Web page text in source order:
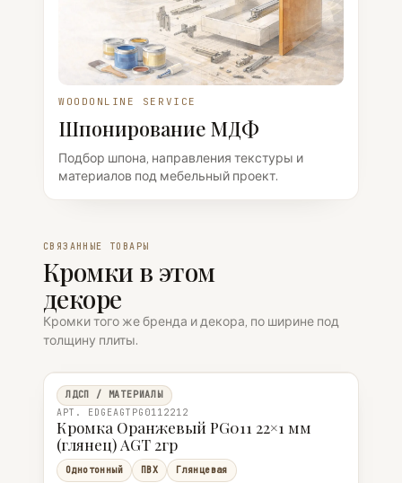
WOODONLINE SERVICE
Шпонирование МДФ
Подбор шпона, направления текстуры и
материалов под мебельный проект.
СВЯЗАННЫЕ ТОВАРЫ
Кромки в этом
декоре
Кромки того же бренда и декора, по ширине под
толщину плиты.
ЛДСП / МАТЕРИАЛЫ
АРТ. EDGEAGTPG0112212
Кромка Оранжевый PG011 22×1 мм
(глянец) AGT 2гр
Однотонный ПВХ Глянцевая